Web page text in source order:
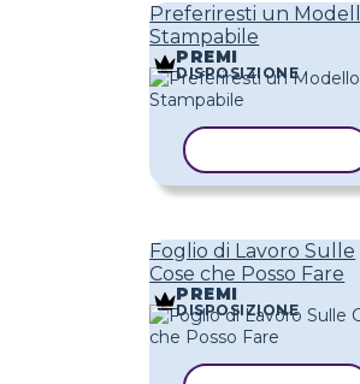
Preferiresti un
Stampabile
PREMI
DISPOSIZIONE
Foglio di Lavoro Sulle
Cose che Posso Fare
PREMI
DISPOSIZIONE